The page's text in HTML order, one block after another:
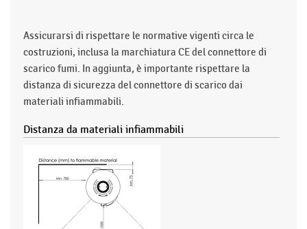
Assicurarsi di rispettare le normative vigenti circa le
costruzioni, inclusa la marchiatura CE del connettore di
scarico fumi. In aggiunta, è importante rispettare la
distanza di sicurezza del connettore di scarico dai
materiali infiammabili.
Distanza da materiali infiammabili